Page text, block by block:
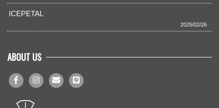
ICEPETAL
2025/02/26
ABOUT US